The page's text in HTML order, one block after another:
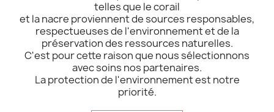
telles que le corail
et la nacre proviennent de sources responsables,
respectueuses de l'environnement et de la
préservation des ressources naturelles.
C'est pour cette raison que nous sélectionnons
avec soins nos partenaires.
La protection de l'environnement est notre
priorité.